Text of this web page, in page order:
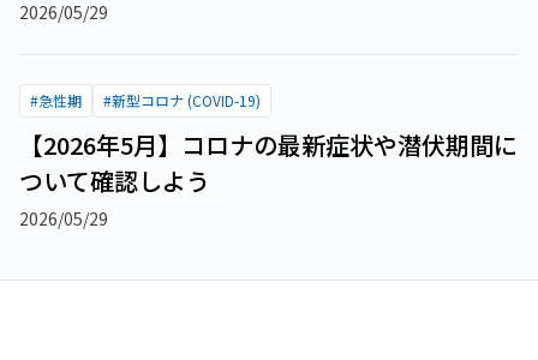
2026/05/29
#急性期 #新型コロナ (COVID-19)
【2026年5月】コロナの最新症状や潜伏期間に
ついて確認しよう
2026/05/29